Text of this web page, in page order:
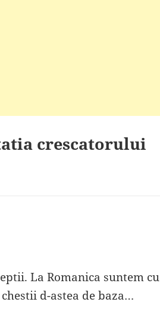
crescatorului
La Romanica suntem cu
d-astea de baza…